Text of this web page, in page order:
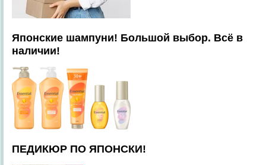
Японские шампуни! Большой выбор. Всё в
наличии!
ПЕДИКЮР ПО ЯПОНСКИ!